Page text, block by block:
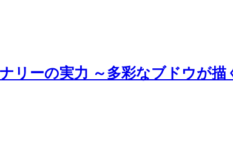
リーの実力 ～多彩なブドウが描